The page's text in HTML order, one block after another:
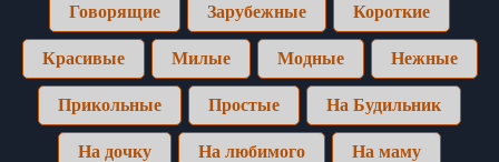
Говорящие Зарубежные Короткие
Красивые Милые Модные Нежные
Прикольные Простые На Будильник
На дочку На любимого На маму